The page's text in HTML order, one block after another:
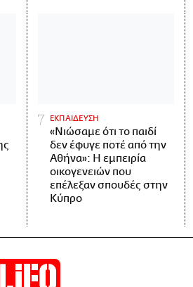
ΕΚΠΑΙΔΕΥΣΗ
«Νιώσαμε ότι το παιδί
δεν έφυγε ποτέ από την
Αθήνα»: Η εμπειρία
οικογενειών που
επέλεξαν σπουδές στην
Κύπρο